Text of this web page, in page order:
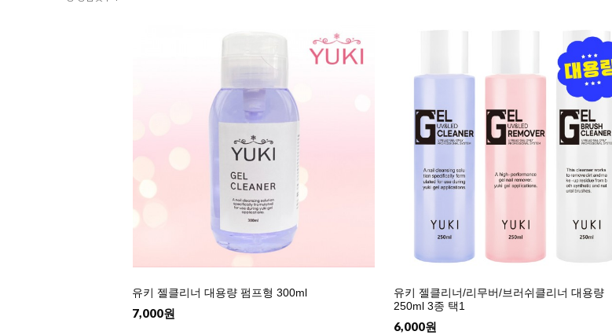
유키 젤클리너 대용량 펌프형 300ml
7,000원
유키 젤클리너/리무버/브러쉬클리너 대용량
250ml 3종 택1
6,000원